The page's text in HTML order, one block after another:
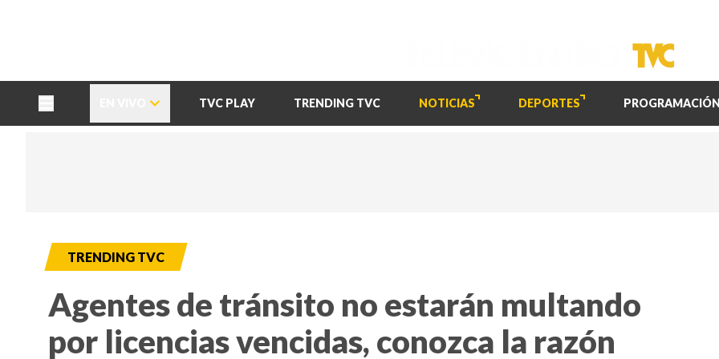
TVC PLAY TRENDING TVC NOTICIAS DEPORTES PROGRAMACIÓN
TRENDING TVC
Agentes de tránsito no estarán multando
por licencias vencidas, conozca la razón